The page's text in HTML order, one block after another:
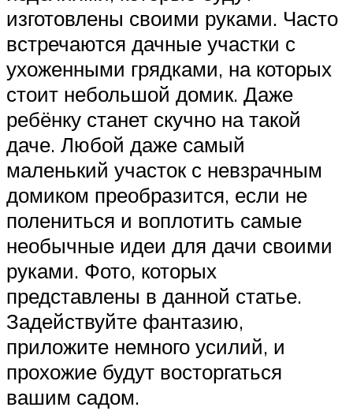
изготовлены своими руками. Часто
встречаются дачные участки с
ухоженными грядками, на которых
стоит небольшой домик. Даже
ребёнку станет скучно на такой
даче. Любой даже самый
маленький участок с невзрачным
домиком преобразится, если не
полениться и воплотить самые
необычные идеи для дачи своими
руками. Фото, которых
представлены в данной статье.
Задействуйте фантазию,
приложите немного усилий, и
прохожие будут восторгаться
вашим садом.